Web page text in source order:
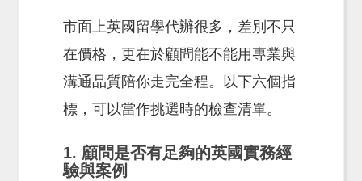
市面上英國留學代辦很多，差別不只
在價格，更在於顧問能不能用專業與
溝通品質陪你走完全程。以下六個指
標，可以當作挑選時的檢查清單。
1. 顧問是否有足夠的英國實務經
驗與案例